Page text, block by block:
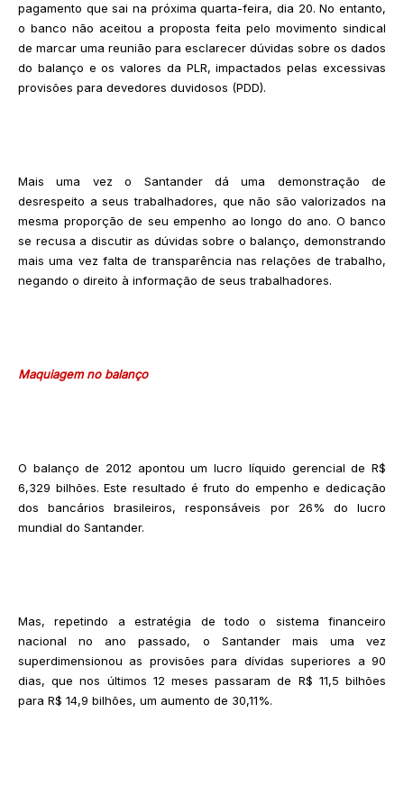
pagamento que sai na próxima quarta-feira, dia 20. No entanto,
o banco não aceitou a proposta feita pelo movimento sindical
de marcar uma reunião para esclarecer dúvidas sobre os dados
do balanço e os valores da PLR, impactados pelas excessivas
provisões para devedores duvidosos (PDD).
Mais uma vez o Santander dá uma demonstração de
desrespeito a seus trabalhadores, que não são valorizados na
mesma proporção de seu empenho ao longo do ano. O banco
se recusa a discutir as dúvidas sobre o balanço, demonstrando
mais uma vez falta de transparência nas relações de trabalho,
negando o direito à informação de seus trabalhadores.
Maquiagem no balanço
O balanço de 2012 apontou um lucro líquido gerencial de R$
6,329 bilhões. Este resultado é fruto do empenho e dedicação
dos bancários brasileiros, responsáveis por 26% do lucro
mundial do Santander.
Mas, repetindo a estratégia de todo o sistema financeiro
nacional no ano passado, o Santander mais uma vez
superdimensionou as provisões para dívidas superiores a 90
dias, que nos últimos 12 meses passaram de R$ 11,5 bilhões
para R$ 14,9 bilhões, um aumento de 30,11%.